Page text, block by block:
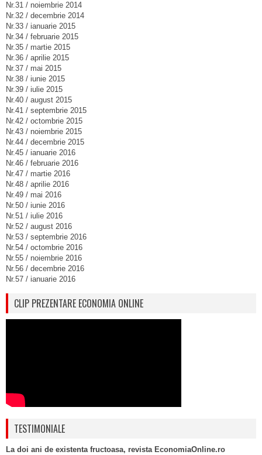
Nr.31 / noiembrie 2014
Nr.32 / decembrie 2014
Nr.33 / ianuarie 2015
Nr.34 / februarie 2015
Nr.35 / martie 2015
Nr.36 / aprilie 2015
Nr.37 / mai 2015
Nr.38 / iunie 2015
Nr.39 / iulie 2015
Nr.40 / august 2015
Nr.41 / septembrie 2015
Nr.42 / octombrie 2015
Nr.43 / noiembrie 2015
Nr.44 / decembrie 2015
Nr.45 / ianuarie 2016
Nr.46 / februarie 2016
Nr.47 / martie 2016
Nr.48 / aprilie 2016
Nr.49 / mai 2016
Nr.50 / iunie 2016
Nr.51 / iulie 2016
Nr.52 / august 2016
Nr.53 / septembrie 2016
Nr.54 / octombrie 2016
Nr.55 / noiembrie 2016
Nr.56 / decembrie 2016
Nr.57 / ianuarie 2016
CLIP PREZENTARE ECONOMIA ONLINE
TESTIMONIALE
La doi ani de existenta fructoasa, revista EconomiaOnline.ro